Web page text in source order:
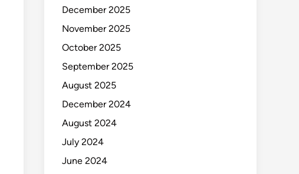
December 2025
November 2025
October 2025
September 2025
August 2025
December 2024
August 2024
July 2024
June 2024